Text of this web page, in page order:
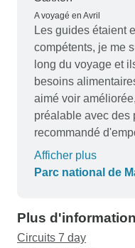
A voyagé en Avril
Les guides étaient
compétents, je me
long du voyage et
besoins
aimé voir
préalable avec des
recommandé
particulier, pas de
imperméable plus
était difficile).
Afficher plus
Parc national de
Plus
Circuits 7 day